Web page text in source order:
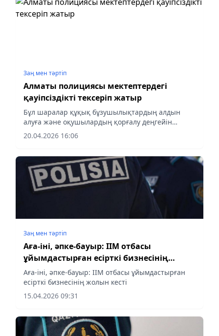
Заң мен тəртіп
Алматы полициясы мектептердегі
қауіпсіздікті тексеріп жатыр
Бұл шаралар құқық бұзушылықтардың алдын
алуға және оқушылардың қорғалу деңгейін
арттыруға бағытталған.
20.04.2026 16:06
Заң мен тəртіп
Аға-іні, әпке-бауыр: ІІМ отбасы
ұйымдастырған есірткі бизнесінің
жолын кесті
Аға-іні, әпке-бауыр: ІІМ отбасы ұйымдастырған
есірткі бизнесінің жолын кесті
15.04.2026 09:31